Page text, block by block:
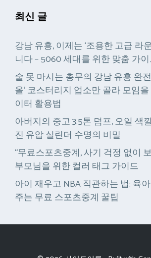
최신 글
강남 유흥, 이제는 ‘조용한 고급 라
니다 – 5060 세대를 위한 맞춤 가
술 못 마시는 총무의 강남 유흥 완
올’ 코스터리지 업소만 골라 모임
이터 활용법
아버지의 중고 3.5톤 덤프, 오일 색
진 유압 실린더 수명의 비밀
“무료스포츠중계, 사기 걱정 없이
부모님을 위한 컬러 태그 가이드
아이 재우고 NBA 직관하는 법: 육
주는 무료 스포츠중계 꿀팁